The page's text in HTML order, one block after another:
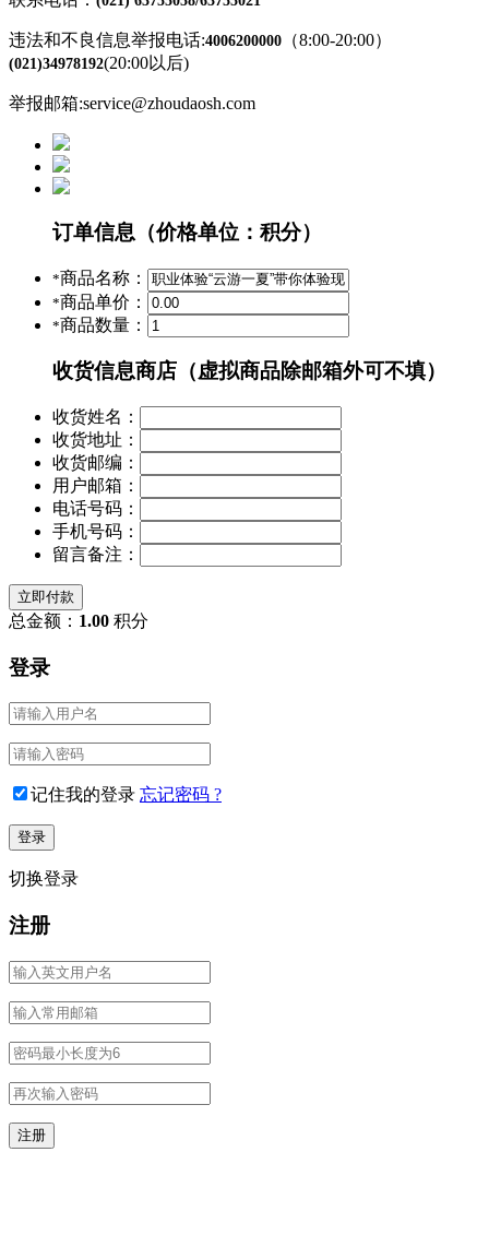
违法和不良信息举报电话:4006200000 （8:00-20:00）
(021)34978192(20:00以后)
举报邮箱:service@zhoudaosh.com
订单信息 （价格单位：积分）
*商品名称：
*商品单价：
*商品数量：
收货信息商店（虚拟商品除邮箱外可不填）
收货姓名：
收货地址：
收货邮编：
用户邮箱：
电话号码：
手机号码：
留言备注：
立即付款
总金额： 1.00 积分
登录
记住我的登录 忘记密码 ?
切换登录
注册